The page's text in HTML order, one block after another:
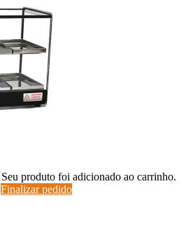
Seu produto foi adicionado ao carrinho.
Finalizar pedido